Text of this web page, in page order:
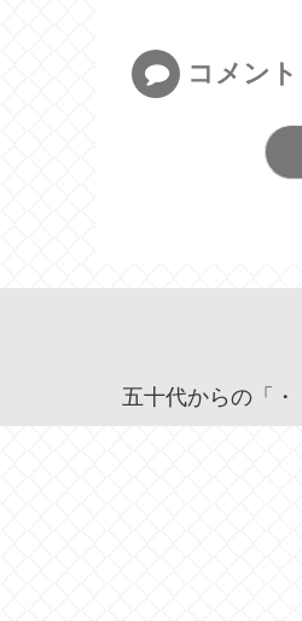
コメント
五十代からの「・